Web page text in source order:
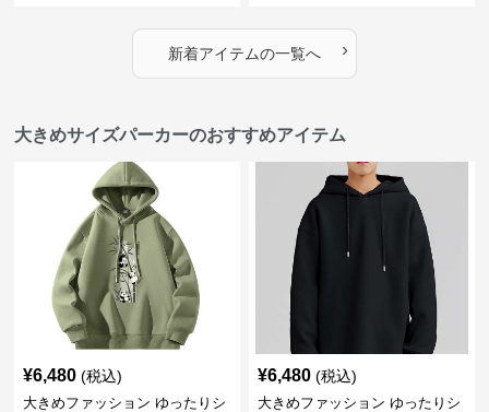
新着アイテムの一覧へ ›
大きめサイズパーカーのおすすめアイテム
¥6,480 (税込)
大きめファッション ゆったりシ
¥6,480 (税込)
大きめファッション ゆったりシ